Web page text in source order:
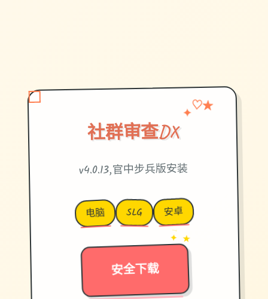
社群审查DX
✦♡★
v4.0.13,官中步兵版安装
电脑 SLG 安卓
安全下载
→
✦ ★